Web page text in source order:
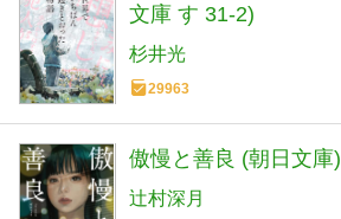
文庫 す 31-2)
杉井光
29963
傲慢と善良 (朝日文庫)
辻村深月